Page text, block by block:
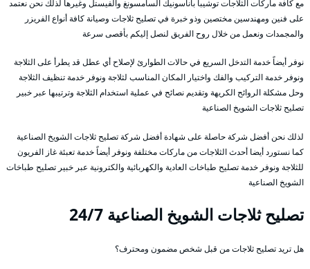
مع كافة ماركات الثلاجات توشيبا باناسونيك السامسونغ والفيستل وغيرها لذلك نحن نعتمد
على فنين ومهندسين مختصين وذو خبرة في تصليح ثلاجات وصيانة كافة أنواع الفريزر
والمجمدات ونعمل من خلال روح الفريق لنصل إليكم بأقصى سرعة
نوفر أيضاً خدمة التدخل السريع في حالات الطوارئ لإصلاح أي عطل قد يطرأ على الثلاجة
ونوفر خدمة التركيب والفك واختيار المكان المناسب لثلاجة ونوفر خدمة تنظيف الثلاجة
وحل مشكلة الروائح الكريهة وتقديم نصائح في عملية استخدام الثلاجة وترتيبها عبر خبير
تصليح ثلاجات الشويخ الصناعية
لذلك نحن أفضل شركة حاصلة على شهادة أفضل شركة تصليح ثلاجات الشويخ الصناعية
كما نستورد أيضا أحدث الثلاجات من ماركات مختلفة ونوفر أيضاً خدمة تعبئة غاز الفريون
للثلاجة ونوفر خدمة تصليح طباخات العادية والكهربائية والكترونية عبر خبير تصليح طباخات
الشويخ الصناعية
تصليح ثلاجات الشويخ الصناعية 24/7
هل تريد تصليح ثلاجات من قبل شخص مضمون ومحترف؟